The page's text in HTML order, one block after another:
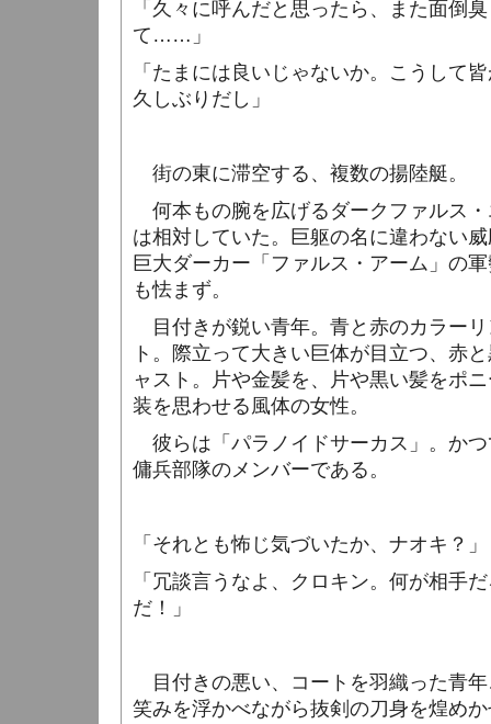
「久々に呼んだと思ったら、また面倒
て……」
「たまには良いじゃないか。こうして
久しぶりだし」
街の東に滞空する、複数の揚陸艇。
何本もの腕を広げるダークファルス
は相対していた。巨躯の名に違わない
巨大ダーカー「ファルス・アーム」の
も怯まず。
目付きが鋭い青年。青と赤のカラー
ト。際立って大きい巨体が目立つ、赤
ャスト。片や金髪を、片や黒い髪をポ
装を思わせる風体の女性。
彼らは「パラノイドサーカス」。か
傭兵部隊のメンバーである。
「それとも怖じ気づいたか、ナオキ？」
「冗談言うなよ、クロキン。何が相手
だ！」
目付きの悪い、コートを羽織った
笑みを浮かべながら抜剣の刀身を煌め